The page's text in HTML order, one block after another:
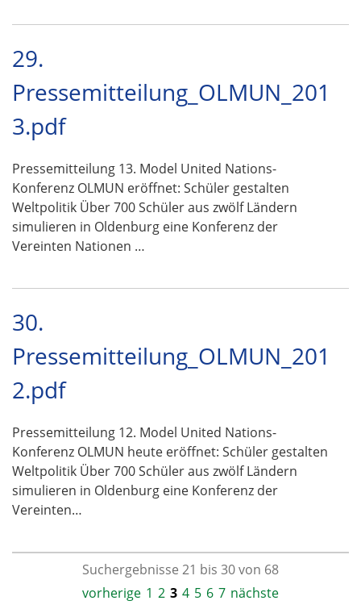
29.
Pressemitteilung_OLMUN_201
3.pdf
Pressemitteilung 13. Model United Nations-
Konferenz OLMUN eröffnet: Schüler gestalten
Weltpolitik Über 700 Schüler aus zwölf Ländern
simulieren in Oldenburg eine Konferenz der
Vereinten Nationen …
30.
Pressemitteilung_OLMUN_201
2.pdf
Pressemitteilung 12. Model United Nations-
Konferenz OLMUN heute eröffnet: Schüler gestalten
Weltpolitik Über 700 Schüler aus zwölf Ländern
simulieren in Oldenburg eine Konferenz der
Vereinten…
Suchergebnisse 21 bis 30 von 68
vorherige 1 2 3 4 5 6 7 nächste